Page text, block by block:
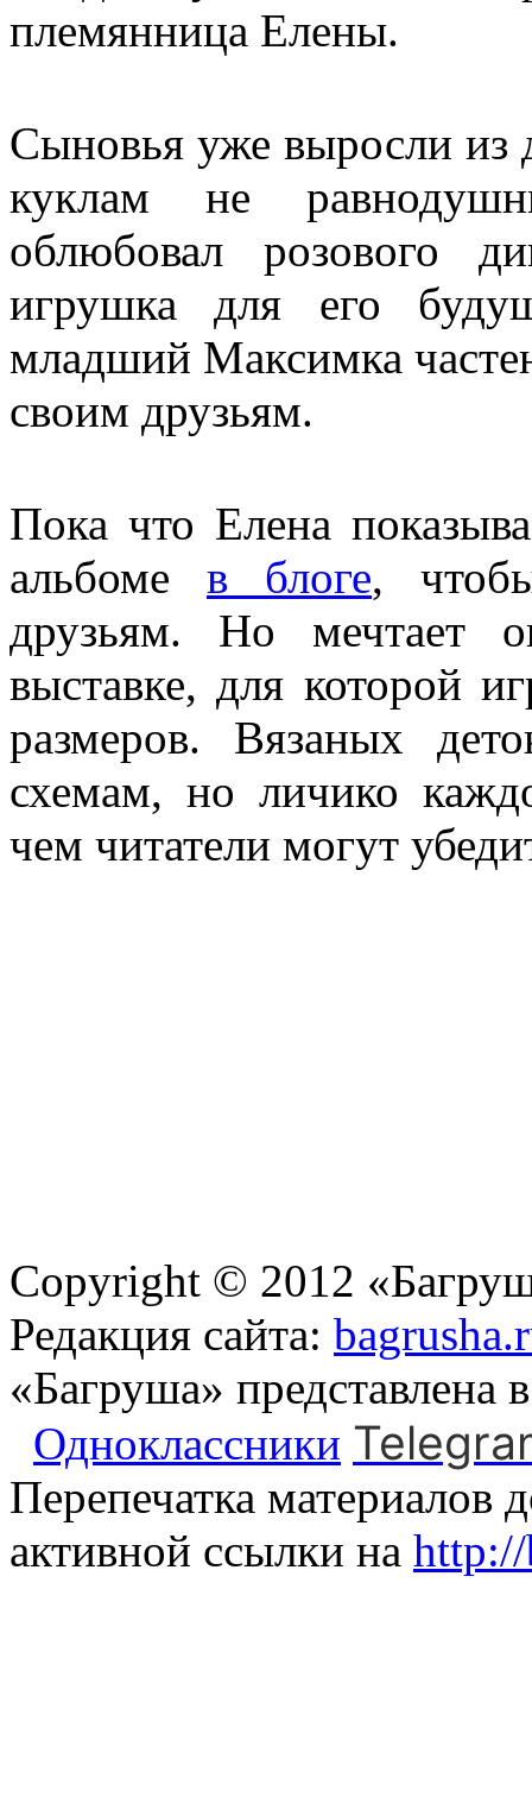
племянница Елены.
Сыновья уже выросли из
куклам не
облюбовал розового
игрушка для его
младший Максимка
своим друзьям.
Пока что Елена
альбоме в блоге,
друзьям. Но мечтает
выставке, для которой
размеров. Вязаных
схемам, но личико
чем читатели могут
Copyright © 2012
Редакция сайта:
«Багруша» представлена
Одноклассники
Перепечатка материалов
активной ссылки на http://